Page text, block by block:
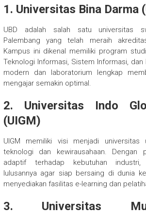
1. Universitas Bina Darma
UBD adalah salah satu universitas
Palembang yang telah meraih
Kampus ini dikenal memiliki program
Teknologi Informasi, Sistem Informasi, dan
modern dan laboratorium lengkap
mengajar semakin optimal.
2. Universitas Indo
(UIGM)
UIGM memiliki visi menjadi universitas
teknologi dan kewirausahaan. Dengan
adaptif terhadap kebutuhan industri,
lulusannya agar siap bersaing di dunia
menyediakan fasilitas e-learning dan
3. Universitas